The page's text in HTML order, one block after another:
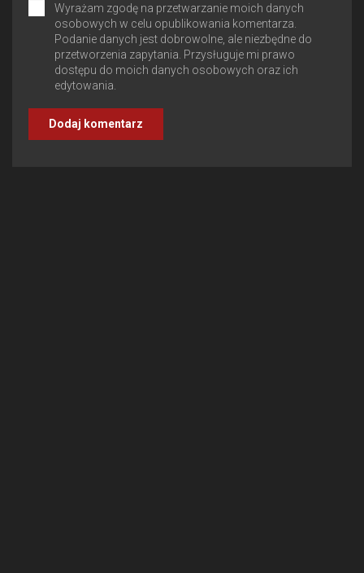
Wyrażam zgodę na przetwarzanie moich danych
osobowych w celu opublikowania komentarza.
Podanie danych jest dobrowolne, ale niezbędne do
przetworzenia zapytania. Przysługuje mi prawo
dostępu do moich danych osobowych oraz ich
edytowania.